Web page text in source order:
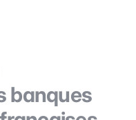
banques